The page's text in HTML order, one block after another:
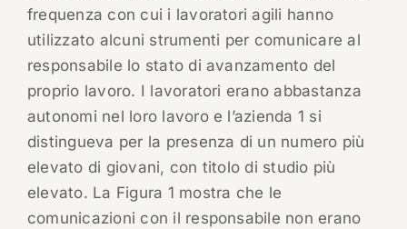
frequenza con cui i lavoratori agili hanno
utilizzato alcuni strumenti per comunicare al
responsabile lo stato di avanzamento del
proprio lavoro. I lavoratori erano abbastanza
autonomi nel loro lavoro e l’azienda 1 si
distingueva per la presenza di un numero più
elevato di giovani, con titolo di studio più
elevato. La Figura 1 mostra che le
comunicazioni con il responsabile non erano